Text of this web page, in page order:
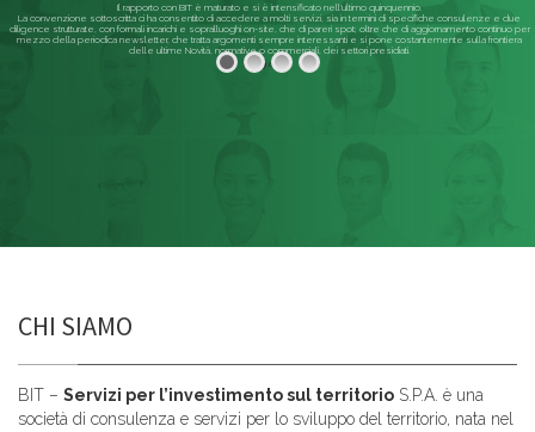
Il rapporto con BIT è maturato e si è intensificato nell'ultimo quinquennio.
La convenzione sottoscritta ci ha consentito di accedere a molti servizi, sia in termini di specifiche consulenze e due
diligence strutturate, con formali incarichi e sopralluoghi on-site, che di pareri spot; oltre che di aggiornamento continuo per
mezzo della periodica newsletter, che tratta argomenti sempre interessanti e si pone costantemente sulla frontiera
delle ultime Novità, normative o commerciali, dei settori presidiati.
Leggi di più
CHI SIAMO
BIT – Servizi per l’investimento sul territorio S.P.A. è una
società di consulenza e servizi per lo sviluppo del territorio, nata nel